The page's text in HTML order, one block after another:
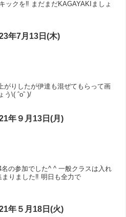
ックを‼︎ まだまだKAGAYAKIましょ
年7月13日(木)
がりしたが伊達も混ぜてもらって画
う\( ˆoˆ )/
年９月13日(月)
の参加でした^ ^ 一般クラスは入れ
りました‼︎ 明日も全力で
年５月18日(火)